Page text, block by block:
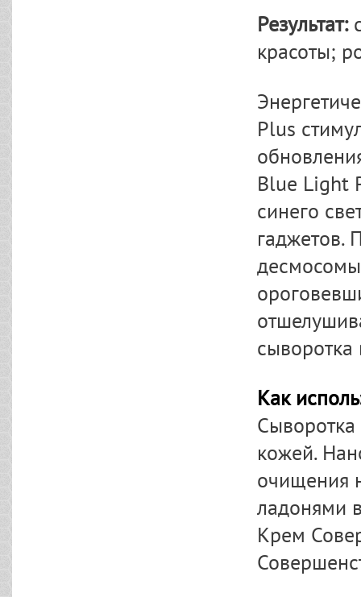
Результат:
красоты;
Plus
Blue Light
синего
гаджетов.
Как
кожей.
очищения
ладонями
Крем